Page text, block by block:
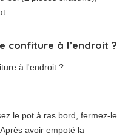
confiture à l’endroit ?
le pot à ras bord, fermez-le
avoir empoté la